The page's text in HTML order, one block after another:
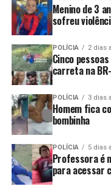
Menino de 3
sofreu
POLÍCIA 2 dias
Cinco
carreta na
POLÍCIA 3 dias
Homem fica
bombinha
POLÍCIA 5 dias
Professora é
para acessar